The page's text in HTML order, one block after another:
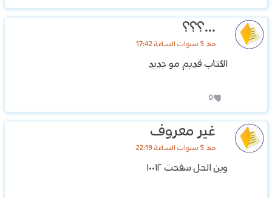
...؟؟؟
منذ 5 سنوات الساعة 17:42
الكتاب قديم مو جديد
0
غير معروف
منذ 5 سنوات الساعة 22:19
وين الحل سفحت ١٠٠١٢